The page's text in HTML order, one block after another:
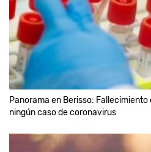
Panorama en Berisso:
ningún caso de coronavirus